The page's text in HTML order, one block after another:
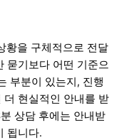
황을 구체적으로 전달
묻기보다 어떤 기준으
부분이 있는지, 진행
더 현실적인 안내를 받
상담 후에는 안내받
됩니다.